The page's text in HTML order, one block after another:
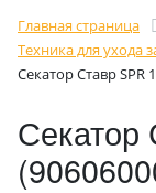
Главная страница
Техника для ухода
Секатор Ставр SPR
Секатор